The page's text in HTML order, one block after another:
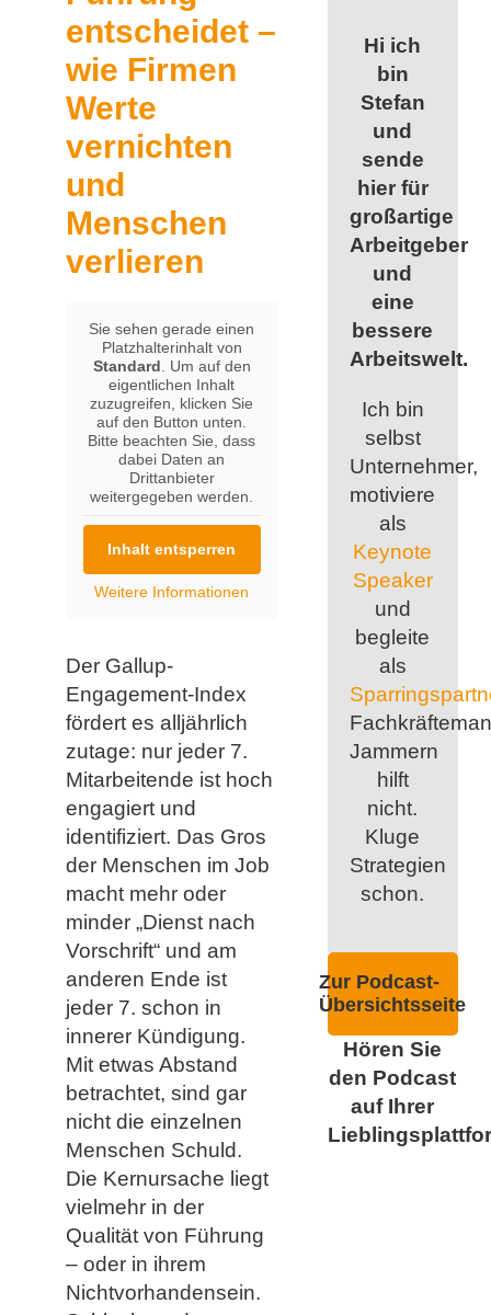
entscheidet –
wie Firmen
Werte
vernichten
und
Menschen
verlieren
Sie sehen gerade einen
Platzhalterinhalt von
Standard . Um auf den
eigentlichen Inhalt
zuzugreifen, klicken Sie
auf den Button unten.
Bitte beachten Sie, dass
dabei Daten an
Drittanbieter
weitergegeben werden.
Inhalt entsperren
Weitere Informationen
Der Gallup-
Engagement-Index
fördert es alljährlich
zutage: nur jeder 7.
Mitarbeitende ist hoch
engagiert und
identifiziert. Das Gros
der Menschen im Job
macht mehr oder
minder „Dienst nach
Vorschrift“ und am
anderen Ende ist
jeder 7. schon in
innerer Kündigung.
Mit etwas Abstand
betrachtet, sind gar
nicht die einzelnen
Menschen Schuld.
Die Kernursache liegt
vielmehr in der
Qualität von Führung
– oder in ihrem
Nichtvorhandensein.
Hi ich
bin
Stefan
und
sende
hier für
großartige
Arbeitgeber
und
eine
bessere
Arbeitswelt.
Ich bin
selbst
Unternehmer,
motiviere
als
Keynote
Speaker
und
begleite
als
Jammern
hilft
nicht.
Kluge
Strategien
schon.
Zur Podcast-
Übersichtsseite
Hören Sie
den Podcast
auf Ihrer